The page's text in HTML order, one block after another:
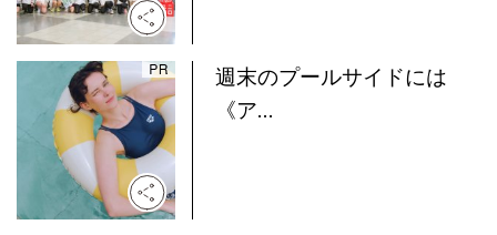
週末のプールサイドには
《ア...